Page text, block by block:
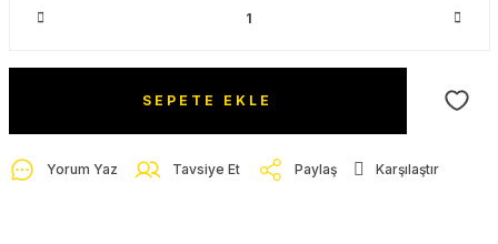
SEPETE EKLE
Yorum Yaz Tavsiye Et Paylaş Karşılaştır